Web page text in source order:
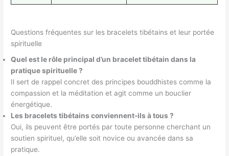
Questions fréquentes sur les bracelets tibétains et leur portée
spirituelle
Quel est le rôle principal d’un bracelet tibétain dans la
pratique spirituelle ?
Il sert de rappel concret des principes bouddhistes comme la
compassion et la méditation et agit comme un bouclier
énergétique.
Les bracelets tibétains conviennent-ils à tous ?
Oui, ils peuvent être portés par toute personne cherchant un
soutien spirituel, qu’elle soit novice ou avancée dans sa
pratique.